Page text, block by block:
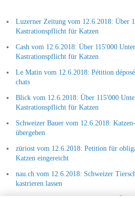
Luzerner Zeitung vom 12.6.2018: Über
Kastrationspflicht für Katzen
Cash vom 12.6.2018: Über 115'000
Kastrationspflicht für Katzen
Le Matin vom 12.6.2018: Pétition
chats
Blick vom 12.6.2018: Über 115'000
Kastrationspflicht für Katzen
Schweizer Bauer vom 12.6.2018:
übergeben
züriost vom 12.6.2018: Petition für
Katzen eingereicht
nau.ch vom 12.6.2018: Schweizer
kastrieren lassen